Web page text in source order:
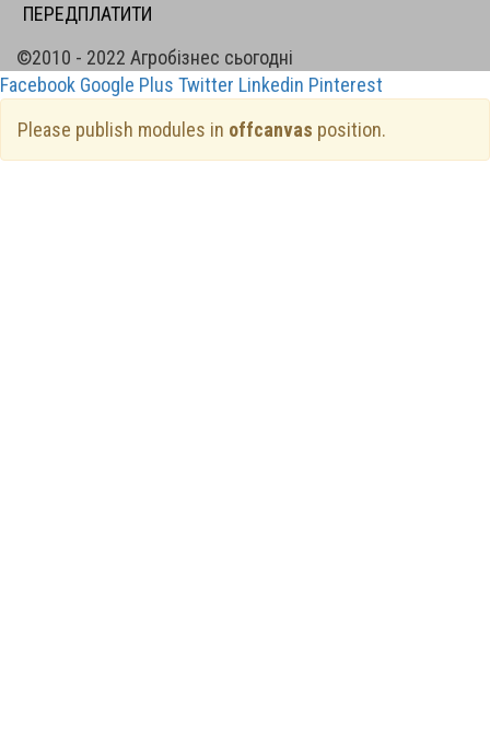
ПЕРЕДПЛАТИТИ
©2010 - 2022 Агробізнес сьогодні
Facebook Google Plus Twitter Linkedin Pinterest
Please publish modules in offcanvas position.